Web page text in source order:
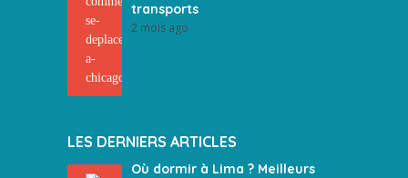
transports
2 mois ago
LES DERNIERS ARTICLES
Où dormir à Lima ? Meilleurs